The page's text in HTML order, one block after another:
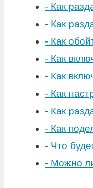
- Как
- Как
- Как
- Как
- Как
- Как
- Как
- Как
- Что
- Можно